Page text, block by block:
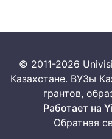
© 2011-2026
Казахстане. ВУЗы
грантов,
Работает на
Обратная